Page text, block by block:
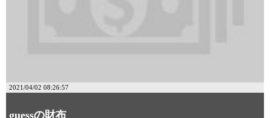
2021/04/02 08:26:57
guessの財布